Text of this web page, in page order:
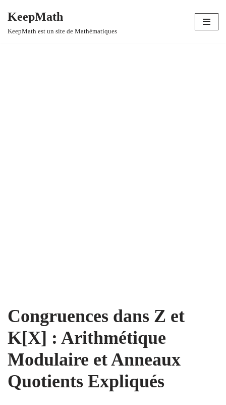
Aller
KeepMath
KeepMath est un site de Mathématiques
Congruences dans Z et
K[X] : Arithmétique
Modulaire et Anneaux
Quotients Expliqués